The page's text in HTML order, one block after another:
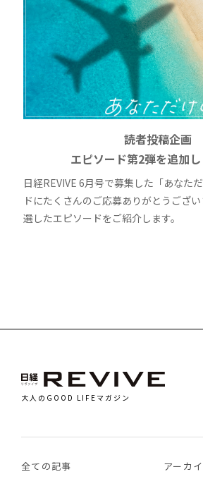
読者投稿企画
エピソード第2弾を追加し
日経REVIVE 6月号で募集した「あなた
ドにたくさんのご応募ありがとうござ
選したエピソードをご紹介します。
大人のGOOD LIFEマガジン
全ての記事 アーカ